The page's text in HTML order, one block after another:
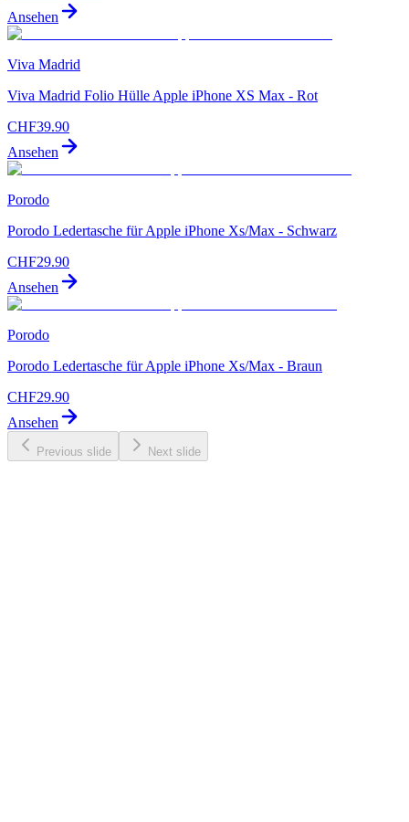
Ansehen
Viva Madrid
Viva Madrid Folio Hülle Apple iPhone XS Max - Rot
CHF39.90
Ansehen
Porodo
Porodo Ledertasche für Apple iPhone Xs/Max - Schwarz
CHF29.90
Ansehen
Porodo
Porodo Ledertasche für Apple iPhone Xs/Max - Braun
CHF29.90
Ansehen
Previous slide Next slide